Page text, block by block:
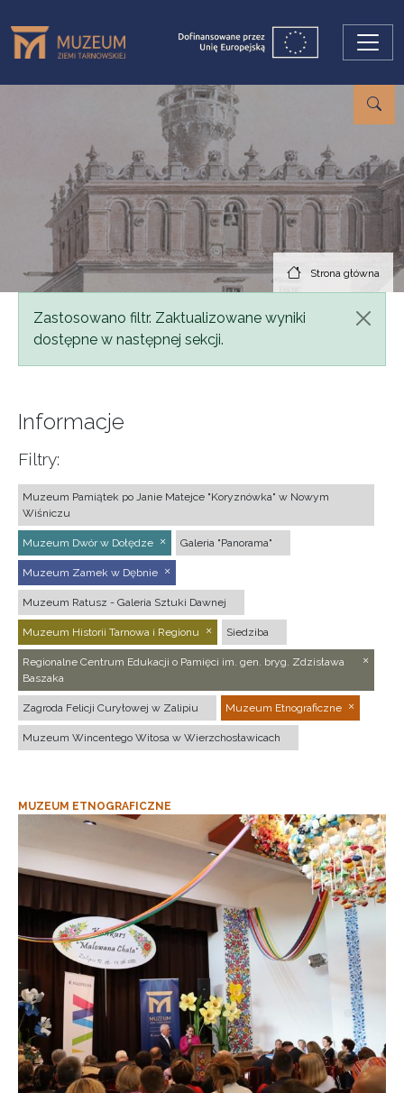
Strona główna
Komunikat
Zastosowano filtr. Zaktualizowane wyniki
dostępne w następnej sekcji.
Informacje
Filtry:
Muzeum Pamiątek po Janie Matejce "Koryznówka" w Nowym
Wiśniczu
Muzeum Dwór w Dołędze Galeria "Panorama"
Muzeum Zamek w Dębnie
Muzeum Ratusz - Galeria Sztuki Dawnej
Muzeum Historii Tarnowa i Regionu Siedziba
Regionalne Centrum Edukacji o Pamięci im. gen. bryg. Zdzisława
Baszaka
Zagroda Felicji Curyłowej w Zalipiu Muzeum Etnograficzne
Muzeum Wincentego Witosa w Wierzchosławicach
MUZEUM ETNOGRAFICZNE